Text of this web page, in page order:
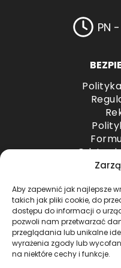
Aby zapewnić jak najlepsze
takich jak pliki cookie, do
dostępu do informacji o
pozwoli nam przetwarzać
przeglądania lub unikalne
wyrażenia zgody lub
na niektóre cechy i funkcje.
PN
Odstąpienie od